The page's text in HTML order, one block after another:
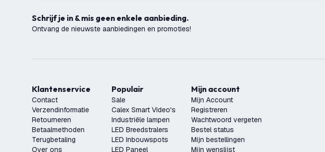
Schrijf je in & mis geen enkele aanbieding.
Ontvang de nieuwste aanbiedingen en promoties!
Klantenservice
Contact
Verzendinformatie
Retourneren
Betaalmethoden
Terugbetaling
Over ons
Populair
Sale
Calex Smart Video's
Industriële lampen
LED Breedstralers
LED Inbouwspots
LED Paneel
Mijn account
Mijn Account
Registreren
Wachtwoord vergeten
Bestel status
Mijn bestellingen
Mijn wenslijst